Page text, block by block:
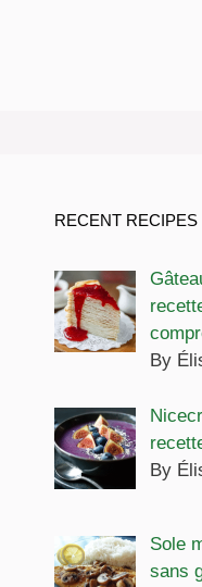
RECENT RECIPES
By
By
Sole
sans